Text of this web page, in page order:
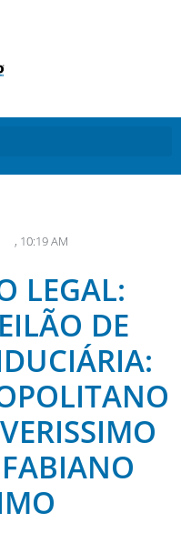
, 10:19 AM
LEGAL:
DE